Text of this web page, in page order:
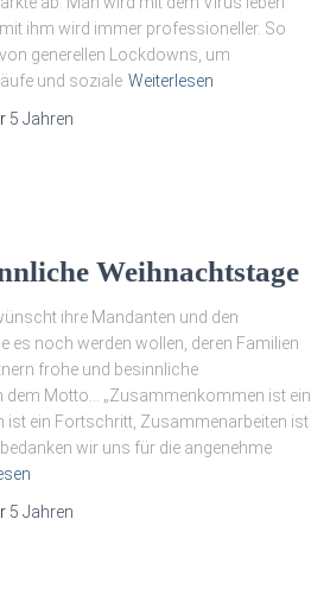
ihm wird immer professioneller. So
generellen Lockdowns, um
und soziale Weiterlesen
5 Jahren
Weihnachtstage
ihre Mandanten und den
es noch werden wollen, deren Familien
frohe und besinnliche
dem Motto… „Zusammenkommen ist ein
ist ein Fortschritt, Zusammenarbeiten ist
wir uns für die angenehme
5 Jahren